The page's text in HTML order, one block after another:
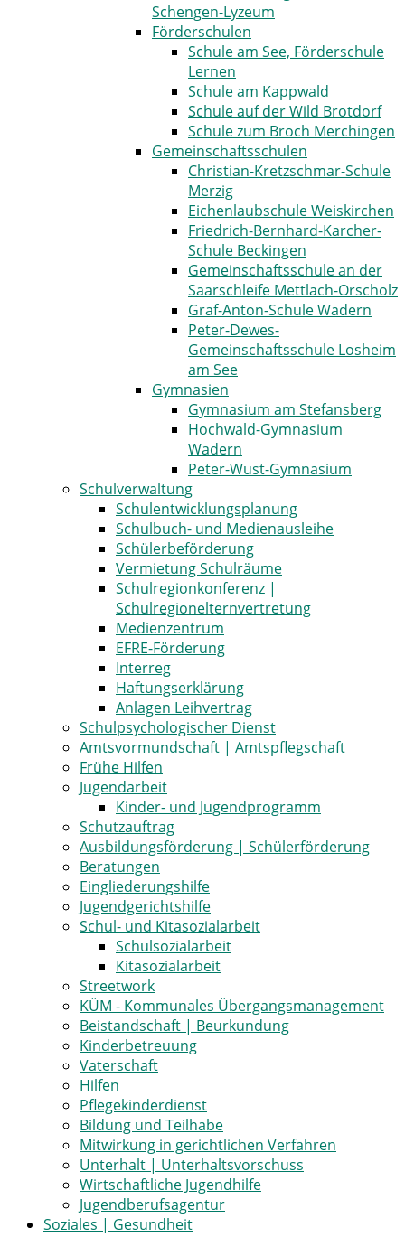
Schengen-Lyzeum
Förderschulen
Schule am See, Förderschule
Lernen
Schule am Kappwald
Schule auf der Wild Brotdorf
Schule zum Broch Merchingen
Gemeinschaftsschulen
Christian-Kretzschmar-Schule
Merzig
Eichenlaubschule ­Weiskirchen
Friedrich-Bernhard-Karcher-
Schule Beckingen
Gemeinschaftsschule an der
Saarschleife Mettlach-Orscholz
Graf-Anton-Schule Wadern
Peter-Dewes-
Gemeinschaftsschule Losheim
am See
Gymnasien
Gymnasium am Stefansberg
Hochwald-Gymnasium
Wadern
Peter-Wust-Gymnasium
Schulverwaltung
Schulentwicklungsplanung
Schulbuch- und Medienausleihe
Schülerbeförderung
Vermietung Schulräume
Schulregionkonferenz |
Schulregionelternvertretung
Medienzentrum
EFRE-Förderung
Interreg
Haftungserklärung
Anlagen Leihvertrag
Schulpsychologischer Dienst
Amtsvormundschaft | Amtspflegschaft
Frühe Hilfen
Jugendarbeit
Kinder- und Jugendprogramm
Schutzauftrag
Ausbildungsförderung | Schülerförderung
Beratungen
Eingliederungshilfe
Jugendgerichtshilfe
Schul- und Kitasozialarbeit
Schulsozialarbeit
Kitasozialarbeit
Streetwork
KÜM - Kommunales Übergangsmanagement
Beistandschaft | Beurkundung
Kinderbetreuung
Vaterschaft
Hilfen
Pflegekinderdienst
Bildung und Teilhabe
Mitwirkung in gerichtlichen Verfahren
Unterhalt | Unterhaltsvorschuss
Wirtschaftliche Jugendhilfe
Jugendberufsagentur
Soziales | Gesundheit